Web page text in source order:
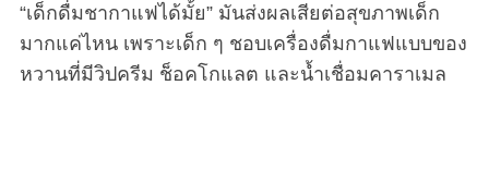
“เด็กดื่มชากาแฟได้มั้ย” มันส่งผลเสียต่อสุขภาพเด็ก
มากแค่ไหน เพราะเด็ก ๆ ชอบเครื่องดื่มกาแฟแบบของ
หวานที่มีวิปครีม ช็อคโกแลต และน้ำเชื่อมคาราเมล